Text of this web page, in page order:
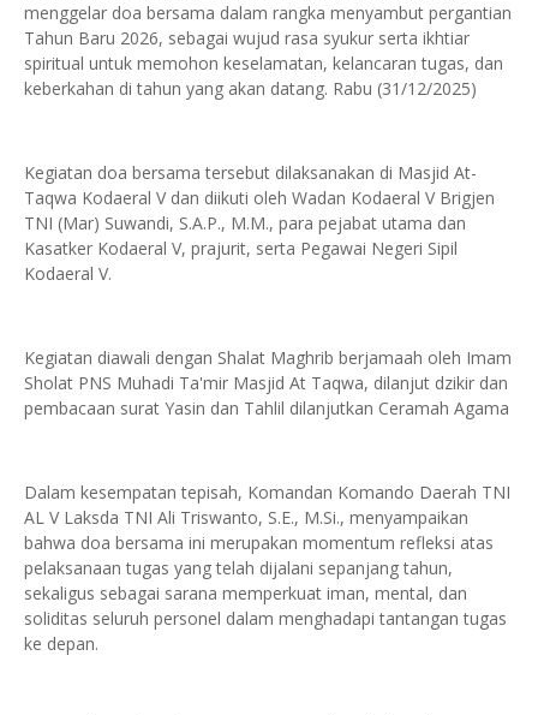
menggelar doa bersama dalam rangka menyambut pergantian
Tahun Baru 2026, sebagai wujud rasa syukur serta ikhtiar
spiritual untuk memohon keselamatan, kelancaran tugas, dan
keberkahan di tahun yang akan datang. Rabu (31/12/2025)
Kegiatan doa bersama tersebut dilaksanakan di Masjid At-
Taqwa Kodaeral V dan diikuti oleh Wadan Kodaeral V Brigjen
TNI (Mar) Suwandi, S.A.P., M.M., para pejabat utama dan
Kasatker Kodaeral V, prajurit, serta Pegawai Negeri Sipil
Kodaeral V.
Kegiatan diawali dengan Shalat Maghrib berjamaah oleh Imam
Sholat PNS Muhadi Ta'mir Masjid At Taqwa, dilanjut dzikir dan
pembacaan surat Yasin dan Tahlil dilanjutkan Ceramah Agama
Dalam kesempatan tepisah, Komandan Komando Daerah TNI
AL V Laksda TNI Ali Triswanto, S.E., M.Si., menyampaikan
bahwa doa bersama ini merupakan momentum refleksi atas
pelaksanaan tugas yang telah dijalani sepanjang tahun,
sekaligus sebagai sarana memperkuat iman, mental, dan
soliditas seluruh personel dalam menghadapi tantangan tugas
ke depan.